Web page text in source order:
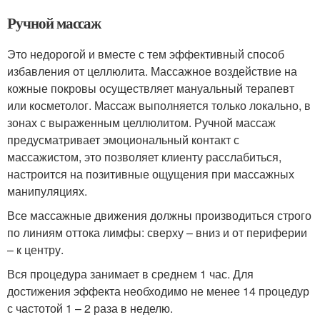
Ручной массаж
Это недорогой и вместе с тем эффективный способ
избавления от целлюлита. Массажное воздействие на
кожные покровы осуществляет мануальный терапевт
или косметолог. Массаж выполняется только локально, в
зонах с выраженным целлюлитом. Ручной массаж
предусматривает эмоциональный контакт с
массажистом, это позволяет клиенту расслабиться,
настроится на позитивные ощущения при массажных
манипуляциях.
Все массажные движения должны производиться строго
по линиям оттока лимфы: сверху – вниз и от периферии
– к центру.
Вся процедура занимает в среднем 1 час. Для
достижения эффекта необходимо не менее 14 процедур
с частотой 1 – 2 раза в неделю.